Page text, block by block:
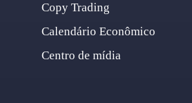
Copy Trading
Calendário Econômico
Centro de mídia